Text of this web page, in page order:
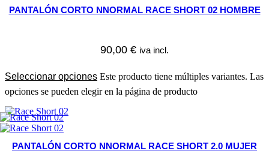
PANTALÓN CORTO NNORMAL RACE SHORT 02 HOMBRE
90,00 € iva incl.
Seleccionar opciones Este producto tiene múltiples variantes. Las
opciones se pueden elegir en la página de producto
PANTALÓN CORTO NNORMAL RACE SHORT 2.0 MUJER